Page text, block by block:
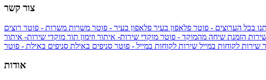
צור קשר
בכל הערוצים - פוטר פלאפון בעיר פלאפון בעיר - פוטר משרות משרות - פוטר רוצים
הזמנת שיחה מהמוקד - פוטר מוקדי שירות- איתור וזימון תור מוקדי שירות- איתור
שירות לקוחות במייל שירות לקוחות במייל - פוטר סניפים באילת סניפים באילת - פוטר
אודות